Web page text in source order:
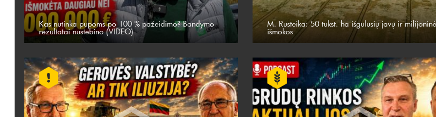
Kas nutinka pupoms po 100 % pažeidimo? Bandymo
rezultatai nustebino (VIDEO)
M. Rusteika: 50 tūkst. ha išgulusių javų ir
išmokos